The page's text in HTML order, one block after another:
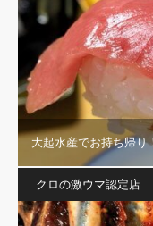
大起水産でお持ち帰り
クロの激ウマ認定店